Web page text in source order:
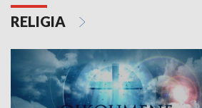
RELIGIA